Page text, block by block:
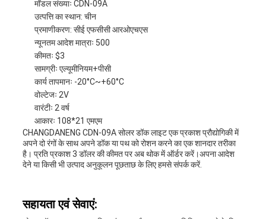
मॉडल संख्याः CDN-09A
उत्पत्ति का स्थान: चीन
प्रमाणीकरण: सीई एफसीसी आरओएचएस
न्यूनतम आदेश मात्राः 500
कीमतः $3
सामग्रीः एल्यूमीनियम+पीसी
कार्य तापमानः -20°C~+60°C
वोल्टेजः 2V
वारंटीः 2 वर्ष
आकारः 108*21 एमएम
CHANGDANENG CDN-09A सोलर डॉक लाइट एक प्रकाश प्रौद्योगिकी में
अपने दो रंगों के साथ अपने डॉक या पथ को रोशन करने का एक शानदार तरीका
है। प्रति प्रकाश 3 डॉलर की कीमत पर अब थोक में ऑर्डर करें।अपना आदेश
देने या किसी भी उत्पाद अनुकूलन पूछताछ के लिए हमसे संपर्क करें.
सहायता एवं सेवाएं: